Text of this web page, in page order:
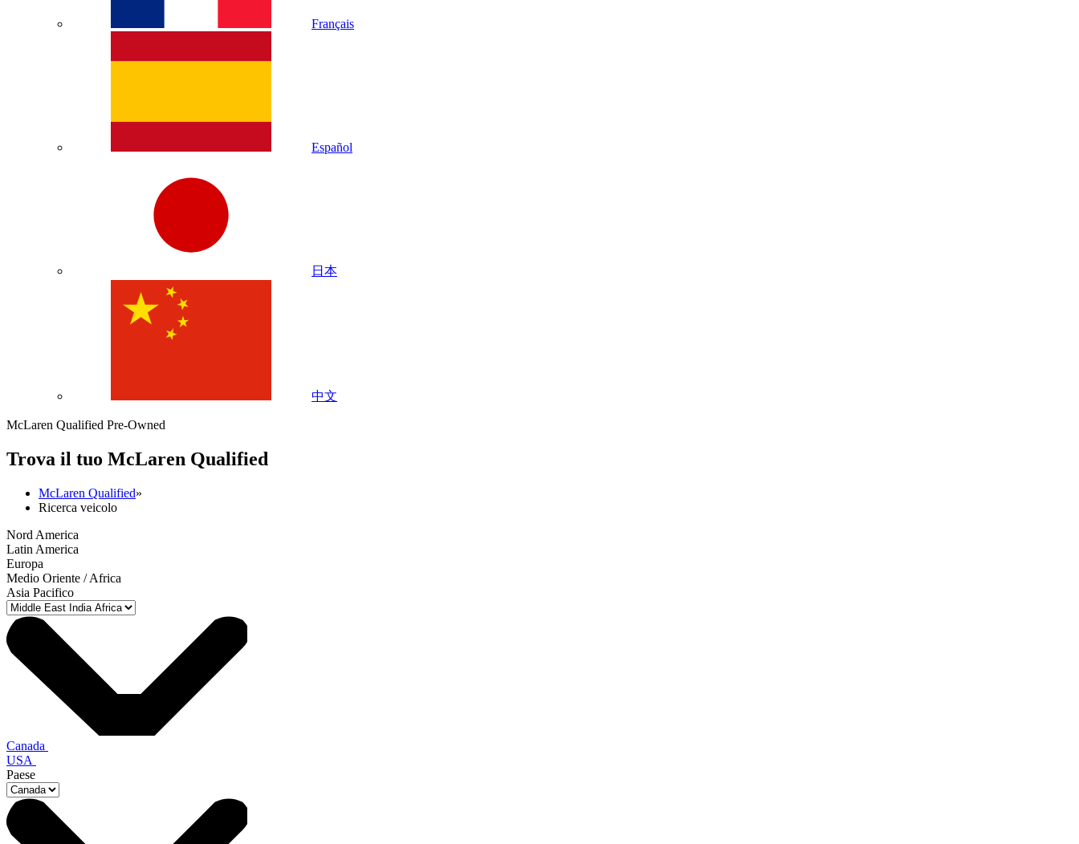
Français
Español
日本
中文
McLaren Qualified Pre-Owned
Trova il tuo McLaren Qualified
McLaren Qualified»
Ricerca veicolo
Nord America
Latin America
Europa
Medio Oriente / Africa
Asia Pacifico
Canada
USA
Paese